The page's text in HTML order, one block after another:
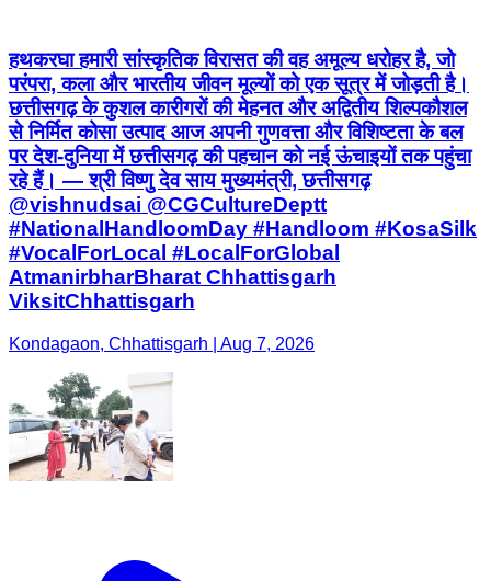
हथकरघा हमारी सांस्कृतिक विरासत की वह अमूल्य धरोहर है, जो
परंपरा, कला और भारतीय जीवन मूल्यों को एक सूत्र में जोड़ती है।
छत्तीसगढ़ के कुशल कारीगरों की मेहनत और अद्वितीय शिल्पकौशल
से निर्मित कोसा उत्पाद आज अपनी गुणवत्ता और विशिष्टता के बल
पर देश-दुनिया में छत्तीसगढ़ की पहचान को नई ऊंचाइयों तक पहुंचा
रहे हैं। — श्री विष्णु देव साय मुख्यमंत्री, छत्तीसगढ़
@vishnudsai @CGCultureDeptt
#NationalHandloomDay #Handloom #KosaSilk
#VocalForLocal #LocalForGlobal
AtmanirbharBharat Chhattisgarh
ViksitChhattisgarh
Kondagaon, Chhattisgarh | Aug 7, 2026